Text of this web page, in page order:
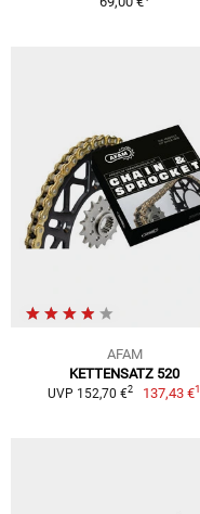
AFAM
KETTENSATZ 520
UVP 152,70 €2 137,43 €1